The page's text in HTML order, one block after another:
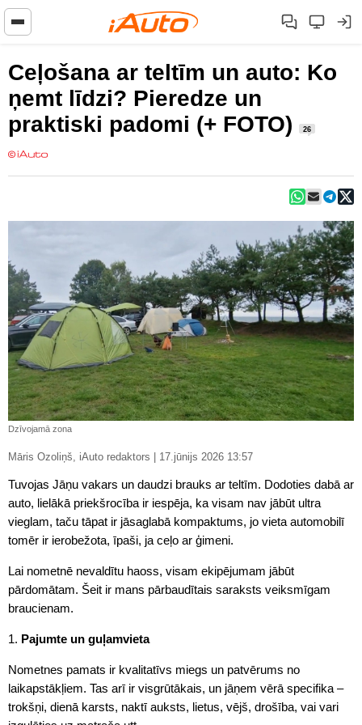
Ceļošana ar teltīm un auto: Ko
ņemt līdzi? Pieredze un
praktiski padomi (+ FOTO)
26
Dzīvojamā zona
Māris Ozoliņš, iAuto redaktors | 17.jūnijs 2026 13:57
Tuvojas Jāņu vakars un daudzi brauks ar teltīm. Dodoties dabā ar
auto, lielākā priekšrocība ir iespēja, ka visam nav jābūt ultra
vieglam, taču tāpat ir jāsaglabā kompaktums, jo vieta automobilī
tomēr ir ierobežota, īpaši, ja ceļo ar ģimeni.
Lai nometnē nevaldītu haoss, visam ekipējumam jābūt
pārdomātam. Šeit ir mans pārbaudītais saraksts veiksmīgam
braucienam.
1. Pajumte un guļamvieta
Nometnes pamats ir kvalitatīvs miegs un patvērums no
laikapstākļiem. Tas arī ir visgrūtākais, un jāņem vērā specifika –
trokšņi, dienā karsts, naktī auksts, lietus, vējš, drošība, vai vari